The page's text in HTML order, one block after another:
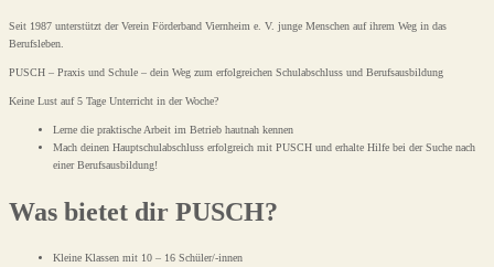
Seit 1987 unterstützt der Verein Förderband Viernheim e. V. junge Menschen auf ihrem Weg in das
Berufsleben.
PUSCH – Praxis und Schule – dein Weg zum erfolgreichen Schulabschluss und Berufsausbildung
Keine Lust auf 5 Tage Unterricht in der Woche?
Lerne die praktische Arbeit im Betrieb hautnah kennen
Mach deinen Hauptschulabschluss erfolgreich mit PUSCH und erhalte Hilfe bei der Suche nach
einer Berufsausbildung!
Was bietet dir PUSCH?
Kleine Klassen mit 10 – 16 Schüler/-innen